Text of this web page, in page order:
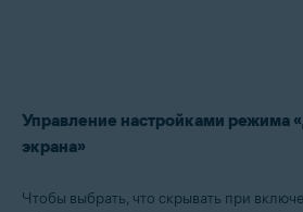
Управление настройками режима
экрана»
Чтобы выбрать, что скрывать при